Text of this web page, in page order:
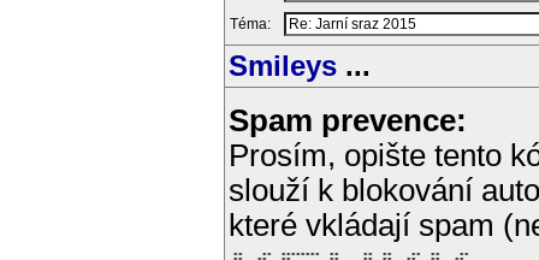
Téma:
Smileys ...
Spam prevence:
Prosím, opište tento
slouží k blokování
které vkládají spam
**    **  ********  **     **  **    **  **    **